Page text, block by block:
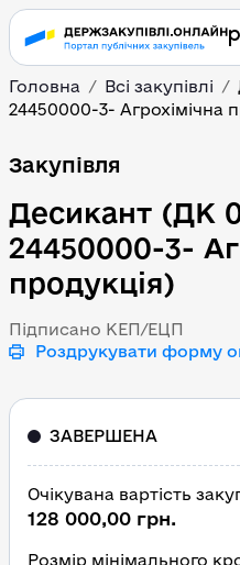
Головна Всі закупівлі
24450000-3- Агрохімічна
Десикант
Закупівля
Десикант (ДК
24450000-3-
продукція)
Підписано КЕП/ЕЦП
Роздрукувати форму
ЗАВЕРШЕНА
Очікувана вартість
128 000,00 грн.
Розмір мінімального